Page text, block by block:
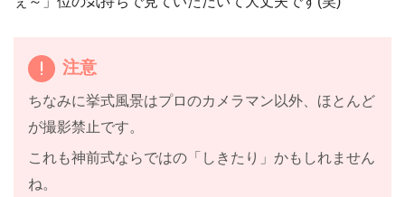
注意
ちなみに挙式風景はプロのカメラマン以外、ほとんど
が撮影禁止です。
これも神前式ならではの「しきたり」かもしれません
ね。